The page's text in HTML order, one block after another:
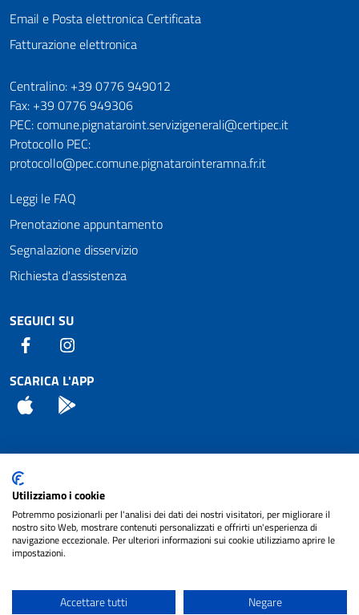
Email e Posta elettronica Certificata
Fatturazione elettronica
Numeri utili
Centralino: +39 0776 949012
Fax: +39 0776 949306
PEC: comune.pignataroint.servizigenerali@certipec.it
Protocollo PEC:
protocollo@pec.comune.pignatarointeramna.fr.it
Leggi le FAQ
Prenotazione appuntamento
Segnalazione disservizio
Richiesta d'assistenza
SEGUICI SU
Facebook
SCARICA L'APP
App Store
Attuazione Misure PNRR
Piano di miglioramento del sito
Note legali
cura diNET SMART
Utilizziamo i cookie
Potremmo posizionarli per l'analisi dei dati dei nostri visitatori, per migliorare il
nostro sito Web, mostrare contenuti personalizzati e offrirti un'esperienza di
navigazione eccezionale. Per ulteriori informazioni sui cookie utilizziamo aprire le
impostazioni.
Accettare tutti Negare